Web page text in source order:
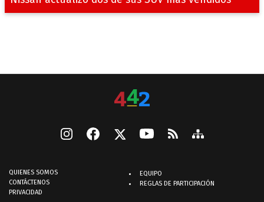
QUIENES SOMOS
CONTÁCTENOS
PRIVACIDAD
EQUIPO
REGLAS DE PARTICIPACIÓN